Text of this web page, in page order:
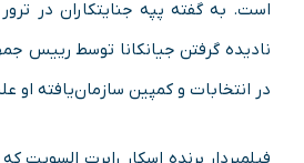
است. به گفته پپه جنایتکاران در
نادیده گرفتن جیانکانا توسط رییس
در انتخابات و کمپین سازمان‌یافته او
فیلمبردار برنده اسکار رابرت السویت